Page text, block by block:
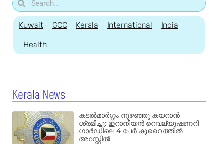
Kuwait GCC Kerala International India
Health
Kerala News
കടൽമാർഗ്ഗം നുഴഞ്ഞു കയറാൻ
ശ്രമിച്ചു; ഇറാനിയൻ റെവല്യൂഷണറി
ഗാർഡിലെ 4 പേർ കുവൈത്തിൽ
അറസ്റ്റിൽ